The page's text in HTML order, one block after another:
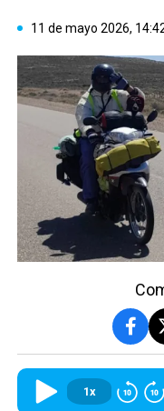
11 de mayo 2026,
1x